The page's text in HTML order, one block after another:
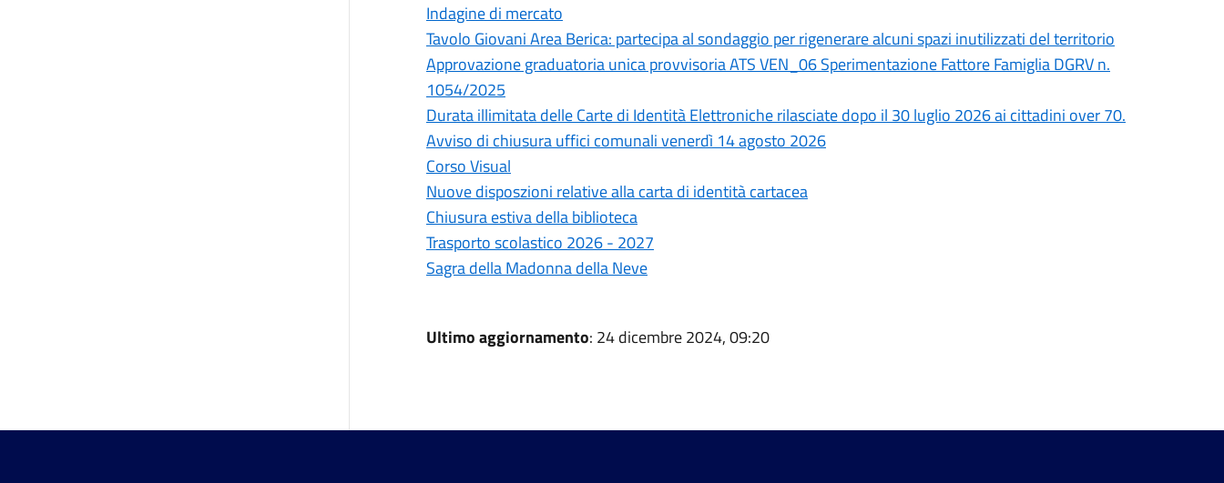
Indagine di mercato
Tavolo Giovani Area Berica: partecipa al sondaggio per rigenerare alcuni spazi inutilizzati del territorio
Approvazione graduatoria unica provvisoria ATS VEN_06 Sperimentazione Fattore Famiglia DGRV n.
1054/2025
Durata illimitata delle Carte di Identità Elettroniche rilasciate dopo il 30 luglio 2026 ai cittadini over 70.
Avviso di chiusura uffici comunali venerdì 14 agosto 2026
Corso Visual
Nuove disposzioni relative alla carta di identità cartacea
Chiusura estiva della biblioteca
Trasporto scolastico 2026 - 2027
Sagra della Madonna della Neve
Ultimo aggiornamento: 24 dicembre 2024, 09:20